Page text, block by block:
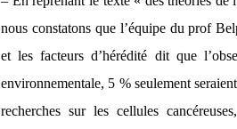
nous constatons que l’équipe du prof
et les facteurs d’hérédité dit que
environnementale, 5 % seulement
recherches sur les cellules